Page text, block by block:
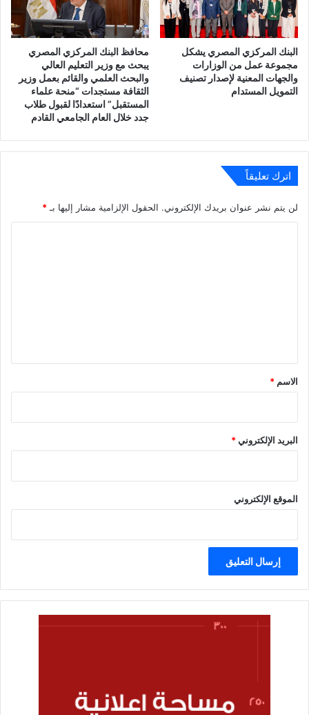
البنك المركزي المصري يشكل
مجموعة عمل من الوزارات
والجهات المعنية لإصدار تصنيف
التمويل المستدام
محافظ البنك المركزي المصري
يبحث مع وزير التعليم العالي
والبحث العلمي والقائم بعمل وزير
الثقافة مستجدات “منحة علماء
المستقبل” استعدادًا لقبول طلاب
جدد خلال العام الجامعي القادم
اترك تعليقاً
لن يتم نشر عنوان بريدك الإلكتروني. الحقول الإلزامية مشار إليها بـ*
*
الاسم *
البريد الإلكتروني*
الموقع الإلكتروني